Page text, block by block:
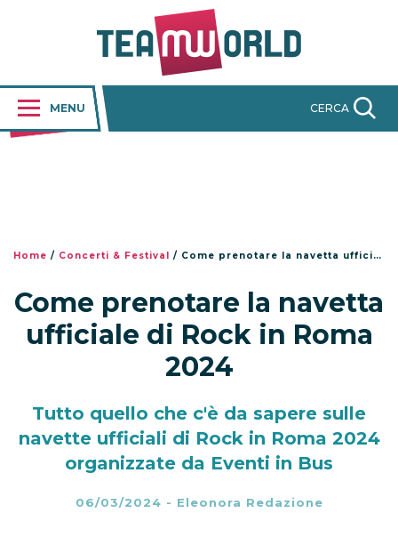
MENU CERCA
Home / Concerti & Festival / Come prenotare la navetta ufficiale di Rock in Roma 2024
Come prenotare la navetta
ufficiale di Rock in Roma
2024
Tutto quello che c'è da sapere sulle
navette ufficiali di Rock in Roma 2024
organizzate da Eventi in Bus
06/03/2024 - Eleonora Redazione